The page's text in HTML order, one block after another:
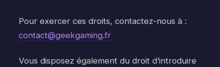
Pour exercer ces droits, contactez-nous à :
contact@geekgaming.fr
Vous disposez également du droit d’introduire